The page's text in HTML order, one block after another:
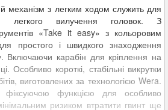
механізм з легким ходом служить для
і легкого вилучення головок. З
«Take it easy» з кольоровим
простого і швидкого знаходження
Включаючи карабін для кріплення на
Особливо короткі, стабільні викрутки
виготовлених за технологією Wera.
фіксуючою функцією для особливо
ризиком втратити гвинт ще